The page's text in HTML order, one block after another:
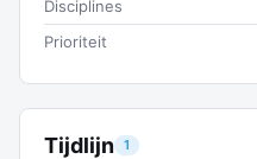
Tijdlijn 1
Disciplines
Prioriteit